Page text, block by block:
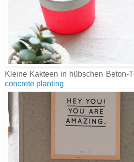
Kleine Kakteen in hübschen Beton-
concrete planting